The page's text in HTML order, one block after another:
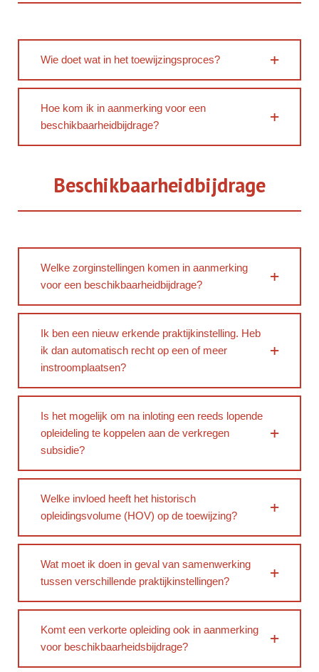
Wie doet wat in het toewijzingsproces?
Hoe kom ik in aanmerking voor een
beschikbaarheidbijdrage?
Beschikbaarheidbijdrage
Welke zorginstellingen komen in aanmerking
voor een beschikbaarheidbijdrage?
Ik ben een nieuw erkende praktijkinstelling. Heb
ik dan automatisch recht op een of meer
instroomplaatsen?
Is het mogelijk om na inloting een reeds lopende
opleideling te koppelen aan de verkregen
subsidie?
Welke invloed heeft het historisch
opleidingsvolume (HOV) op de toewijzing?
Wat moet ik doen in geval van samenwerking
tussen verschillende praktijkinstellingen?
Komt een verkorte opleiding ook in aanmerking
voor beschikbaarheidsbijdrage?